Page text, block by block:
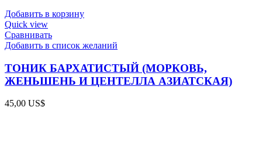
Добавить в корзину
Quick view
Сравнивать
Добавить в список желаний
ТОНИК БАРХАТИСТЫЙ (МОРКОВЬ,
ЖЕНЬШЕНЬ И ЦЕНТЕЛЛА АЗИАТСКАЯ)
45,00 US$